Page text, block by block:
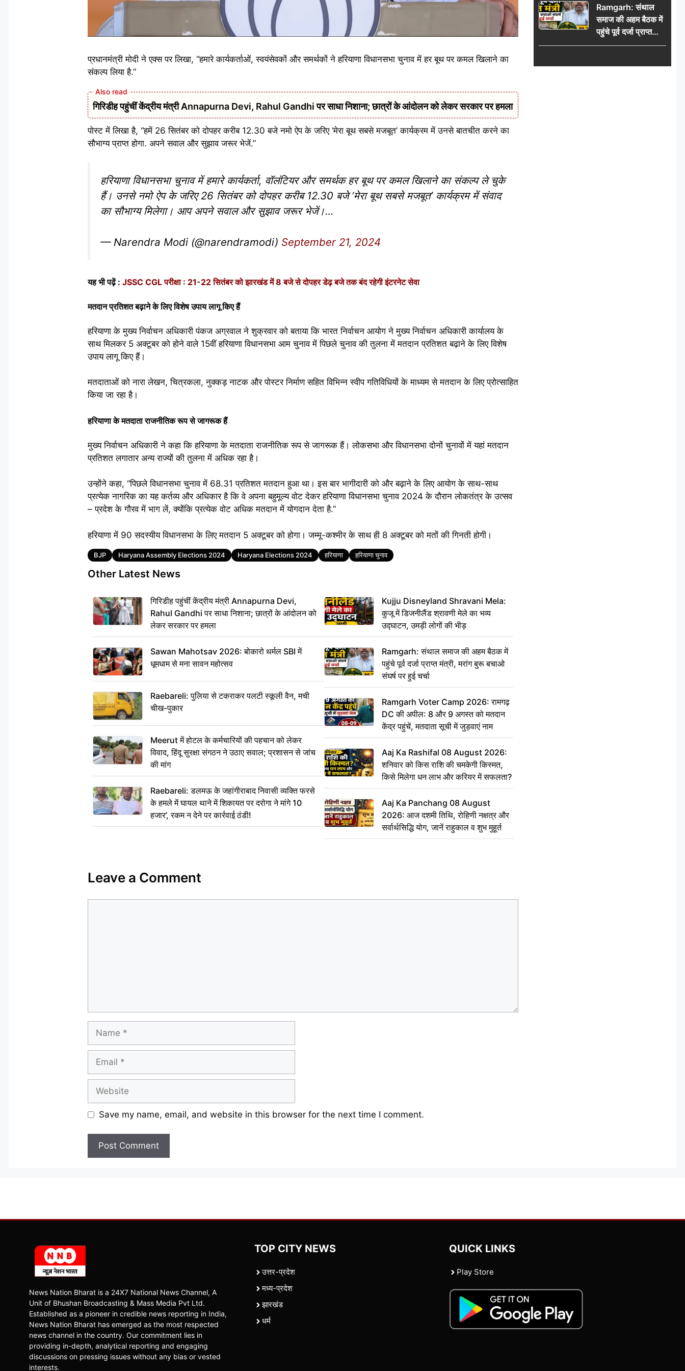
प्रधानमंत्री मोदी ने एक्स पर लिखा, “हमारे कार्यकर्ताओं, स्वयंसेवकों और समर्थकों ने हरियाणा विधानसभा चुनाव में हर बूथ पर कमल खिलाने का
संकल्प लिया है.”
गिरिडीह पहुंचीं केंद्रीय मंत्री Annapurna Devi, Rahul Gandhi पर साधा निशाना; छात्रों के आंदोलन को लेकर सरकार पर हमला
पोस्ट में लिखा है, “हमें 26 सितंबर को दोपहर करीब 12.30 बजे नमो ऐप के जरिए ‘मेरा बूथ सबसे मजबूत’ कार्यक्रम में उनसे बातचीत करने का
सौभाग्य प्राप्त होगा. अपने सवाल और सुझाव जरूर भेजें.”
हरियाणा विधानसभा चुनाव में हमारे कार्यकर्ता, वॉलंटियर और समर्थक हर बूथ पर कमल खिलाने का संकल्प ले चुके
हैं। उनसे नमो ऐप के जरिए 26 सितंबर को दोपहर करीब 12.30 बजे ‘मेरा बूथ सबसे मजबूत’ कार्यक्रम में संवाद
का सौभाग्य मिलेगा। आप अपने सवाल और सुझाव जरूर भेजें।…
— Narendra Modi (@narendramodi) September 21, 2024
यह भी पढ़ें : JSSC CGL परीक्षा : 21-22 सितंबर को झारखंड में 8 बजे से दोपहर डेढ़ बजे तक बंद रहेगी इंटरनेट सेवा
मतदान प्रतिशत बढ़ाने के लिए विशेष उपाय लागू किए हैं
हरियाणा के मुख्य निर्वाचन अधिकारी पंकज अग्रवाल ने शुक्रवार को बताया कि भारत निर्वाचन आयोग ने मुख्य निर्वाचन अधिकारी कार्यालय के
साथ मिलकर 5 अक्टूबर को होने वाले 15वीं हरियाणा विधानसभा आम चुनाव में पिछले चुनाव की तुलना में मतदान प्रतिशत बढ़ाने के लिए विशेष
उपाय लागू किए हैं।
मतदाताओं को नारा लेखन, चित्रकला, नुक्कड़ नाटक और पोस्टर निर्माण सहित विभिन्न स्वीप गतिविधियों के माध्यम से मतदान के लिए प्रोत्साहित
किया जा रहा है।
हरियाणा के मतदाता राजनीतिक रूप से जागरूक हैं
मुख्य निर्वाचन अधिकारी ने कहा कि हरियाणा के मतदाता राजनीतिक रूप से जागरूक हैं। लोकसभा और विधानसभा दोनों चुनावों में यहां मतदान
प्रतिशत लगातार अन्य राज्यों की तुलना में अधिक रहा है।
उन्होंने कहा, “पिछले विधानसभा चुनाव में 68.31 प्रतिशत मतदान हुआ था। इस बार भागीदारी को और बढ़ाने के लिए आयोग के साथ-साथ
प्रत्येक नागरिक का यह कर्तव्य और अधिकार है कि वे अपना बहुमूल्य वोट देकर हरियाणा विधानसभा चुनाव 2024 के दौरान लोकतंत्र के उत्सव
– प्रदेश के गौरव में भाग लें, क्योंकि प्रत्येक वोट अधिक मतदान में योगदान देता है.”
हरियाणा में 90 सदस्यीय विधानसभा के लिए मतदान 5 अक्टूबर को होगा। जम्मू-कश्मीर के साथ ही 8 अक्टूबर को मतों की गिनती होगी।
Tags
BJP Haryana Assembly Elections 2024 Haryana Elections 2024 हरियाणा हरियाणा चुनाव
Other Latest News
गिरिडीह पहुंचीं केंद्रीय मंत्री Annapurna Devi,
Rahul Gandhi पर साधा निशाना; छात्रों के आंदोलन को
लेकर सरकार पर हमला
Sawan Mahotsav 2026: बोकारो थर्मल SBI में
धूमधाम से मना सावन महोत्सव
Raebareli: पुलिया से टकराकर पलटी स्कूली वैन, मची
चीख-पुकार
Meerut में होटल के कर्मचारियों की पहचान को लेकर
विवाद, हिंदू सुरक्षा संगठन ने उठाए सवाल; प्रशासन से जांच
की मांग
Raebareli: डलमऊ के जहांगीराबाद निवासी व्यक्ति फरसे
के हमले में घायल थाने में शिकायत पर दरोगा ने मांगे 10
हजार’, रकम न देने पर कार्रवाई ठंडी!
Kujju Disneyland Shravani Mela:
कुजू में डिजनीलैंड श्रावणी मेले का भव्य
उद्घाटन, उमड़ी लोगों की भीड़
Ramgarh: संथाल समाज की अहम बैठक में
पहुंचे पूर्व दर्जा प्राप्त मंत्री, मरांग बुरू बचाओ
संघर्ष पर हुई चर्चा
Ramgarh Voter Camp 2026: रामगढ़
DC की अपील: 8 और 9 अगस्त को मतदान
केंद्र पहुंचें, मतदाता सूची में जुड़वाएं नाम
Aaj Ka Rashifal 08 August 2026:
शनिवार को किस राशि की चमकेगी किस्मत,
किसे मिलेगा धन लाभ और करियर में सफलता?
Aaj Ka Panchang 08 August
2026: आज दशमी तिथि, रोहिणी नक्षत्र और
सर्वार्थसिद्धि योग, जानें राहुकाल व शुभ मुहूर्त
Leave a Comment
Save my name, email, and website in this browser for the next time I comment.
की भीड़
Ramgarh: संथाल
समाज की अहम बैठक में
पहुंचे पूर्व दर्जा प्राप्त
मंत्री, मरांग बुरू बचाओ
News Nation Bharat is a 24X7 National News Channel, A
Unit of Bhushan Broadcasting & Mass Media Pvt Ltd.
Established as a pioneer in credible news reporting in India,
News Nation Bharat has emerged as the most respected
news channel in the country. Our commitment lies in
providing in-depth, analytical reporting and engaging
discussions on pressing issues without any bias or vested
interests.
TOP CITY NEWS
उत्तर-प्रदेश
मध्य-प्रदेश
झारखंड
धर्म
QUICK LINKS
Play Store